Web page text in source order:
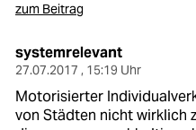
zum Beitrag
systemrelevant
27.07.2017 , 15:19 Uhr
Motorisierter
von Städten nicht wirklich